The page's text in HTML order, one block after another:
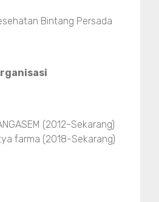
Bintang Persada
(2012-Sekarang)
farma (2018-Sekarang)